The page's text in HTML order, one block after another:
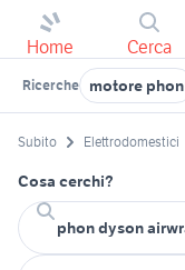
Home Cerca
Ricerche motore phon
Subito Elettrodomestici
Cosa cerchi?